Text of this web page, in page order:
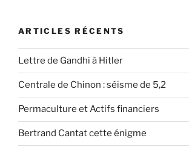
ARTICLES RÉCENTS
Lettre de Gandhi à Hitler
Centrale de Chinon : séisme de 5,2
Permaculture et Actifs financiers
Bertrand Cantat cette énigme